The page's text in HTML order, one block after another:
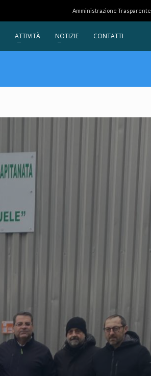
Amministrazione Trasparente
ATTIVITÀ NOTIZIE CONTATTI